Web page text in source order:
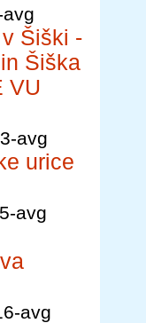
Šiški -
Šiška
VU
avg
urice
avg
avg